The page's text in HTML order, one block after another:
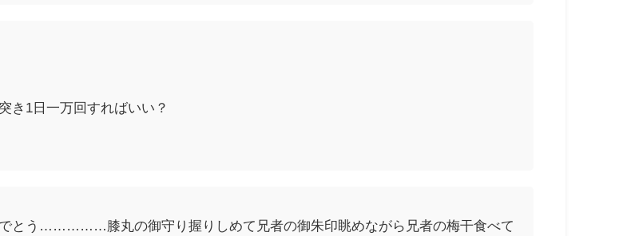
き1日一万回すればいい？
う……………膝丸の御守り握りしめて兄者の御朱印眺めながら兄者の梅干食べて